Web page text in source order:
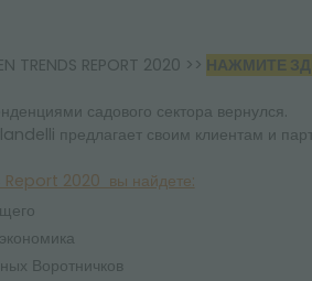
TRENDS REPORT 2020 >> НАЖМИТЕ
садового сектора вернулся.
предлагает своим клиентам и
2020 вы найдете:
Воротничков